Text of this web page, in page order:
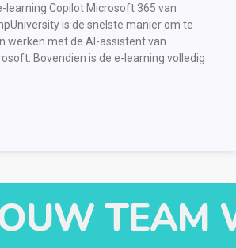
learning Copilot Microsoft 365 van
is de snelste manier om te
werken met de AI-assistent van
Bovendien is de e-learning volledig
TEAM